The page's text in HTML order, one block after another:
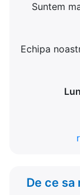
Suntem
Echipa
De ce